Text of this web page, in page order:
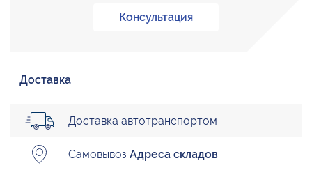
Консультация
Доставка
Доставка автотранспортом
Самовывоз Адреса складов